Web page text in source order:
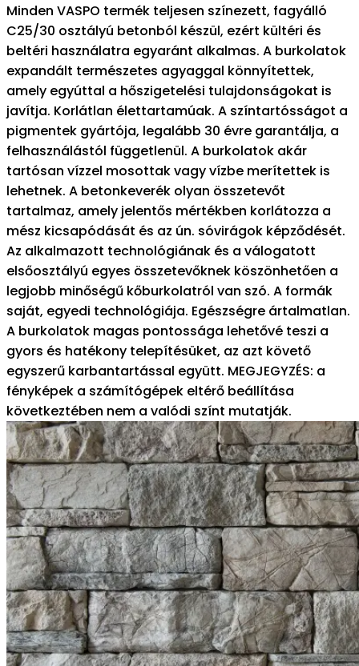
Minden VASPO termék teljesen színezett, fagyálló
C25/30 osztályú betonból készül, ezért kültéri és
beltéri használatra egyaránt alkalmas. A burkolatok
expandált természetes agyaggal könnyítettek,
amely egyúttal a hőszigetelési tulajdonságokat is
javítja. Korlátlan élettartamúak. A színtartósságot a
pigmentek gyártója, legalább 30 évre garantálja, a
felhasználástól függetlenül. A burkolatok akár
tartósan vízzel mosottak vagy vízbe merítettek is
lehetnek. A betonkeverék olyan összetevőt
tartalmaz, amely jelentős mértékben korlátozza a
mész kicsapódását és az ún. sóvirágok képződését.
Az alkalmazott technológiának és a válogatott
elsőosztályú egyes összetevőknek köszönhetően a
legjobb minőségű kőburkolatról van szó. A formák
saját, egyedi technológiája. Egészségre ártalmatlan.
A burkolatok magas pontossága lehetővé teszi a
gyors és hatékony telepítésüket, az azt követő
egyszerű karbantartással együtt. MEGJEGYZÉS: a
fényképek a számítógépek eltérő beállítása
következtében nem a valódi színt mutatják.